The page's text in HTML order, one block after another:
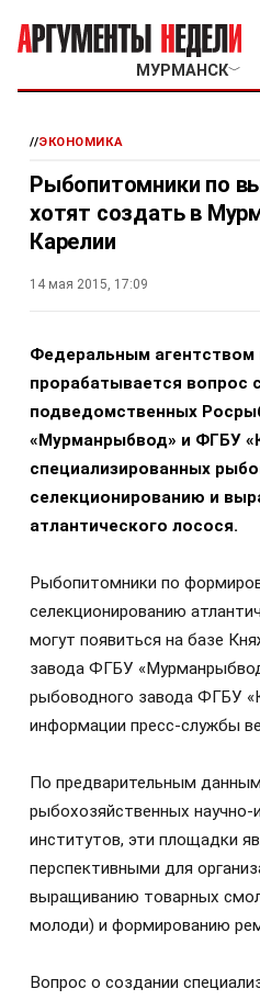
МУРМАНСК﹀
//ЭКОНОМИКА
Рыбопитомники по
хотят создать в
Карелии
14 мая 2015, 17:09
Федеральным агентством
прорабатывается вопрос
подведомственных
«Мурманрыбвод» и ФГБУ
специализированных
селекционированию и
атлантического лосося.
Рыбопитомники по
селекционированию
могут появиться на базе
завода ФГБУ
рыбоводного завода ФГБУ
информации пресс-службы
По предварительным
рыбохозяйственных научно-
институтов, эти площадки
перспективными для
выращиванию товарных
молоди) и формированию
Вопрос о создании